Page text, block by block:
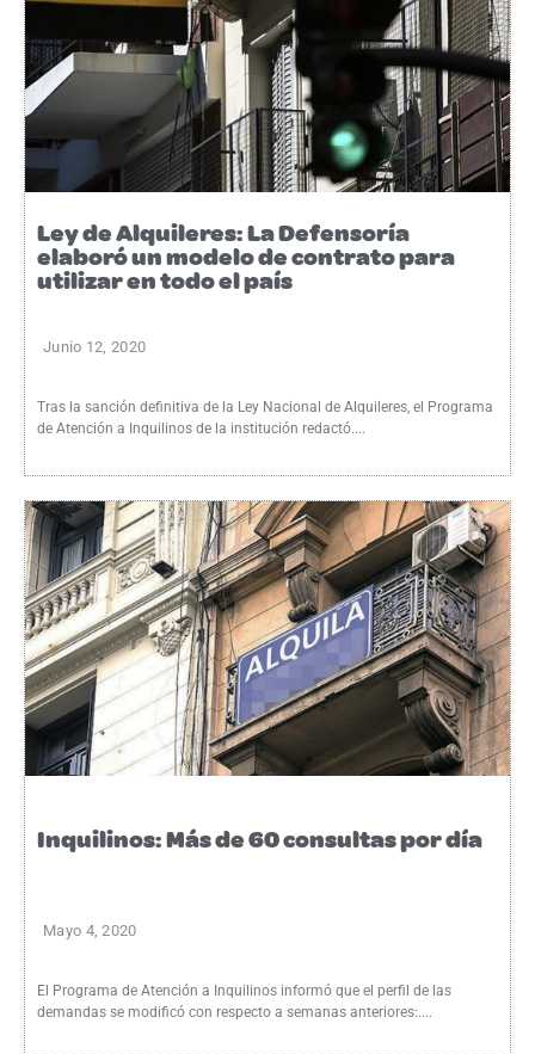
Ley de Alquileres: La Defensoría
elaboró un modelo de contrato para
utilizar en todo el país
Junio 12, 2020
Tras la sanción definitiva de la Ley Nacional de Alquileres, el Programa
de Atención a Inquilinos de la institución redactó....
Inquilinos: Más de 60 consultas por día
Mayo 4, 2020
El Programa de Atención a Inquilinos informó que el perfil de las
demandas se modificó con respecto a semanas anteriores:....